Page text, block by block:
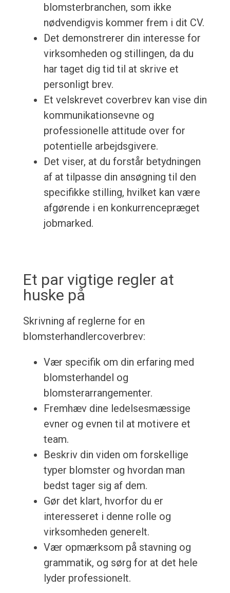
blomsterbranchen, som ikke
nødvendigvis kommer frem i dit CV.
Det demonstrerer din interesse for
virksomheden og stillingen, da du
har taget dig tid til at skrive et
personligt brev.
Et velskrevet coverbrev kan vise din
kommunikationsevne og
professionelle attitude over for
potentielle arbejdsgivere.
Det viser, at du forstår betydningen
af at tilpasse din ansøgning til den
specifikke stilling, hvilket kan være
afgørende i en konkurrencepræget
jobmarked.
Et par vigtige regler at
huske på
Skrivning af reglerne for en
blomsterhandlercoverbrev:
Vær specifik om din erfaring med
blomsterhandel og
blomsterarrangementer.
Fremhæv dine ledelsesmæssige
evner og evnen til at motivere et
team.
Beskriv din viden om forskellige
typer blomster og hvordan man
bedst tager sig af dem.
Gør det klart, hvorfor du er
interesseret i denne rolle og
virksomheden generelt.
Vær opmærksom på stavning og
grammatik, og sørg for at det hele
lyder professionelt.